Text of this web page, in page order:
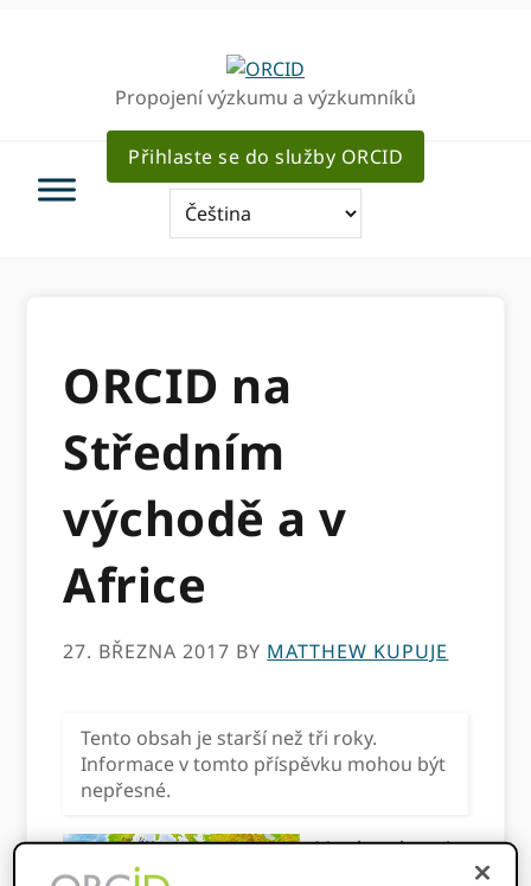
Propojení výzkumu a výzkumníků
Přihlaste se do služby ORCID
ORCID na
Středním
východě a v
Africe
27. BŘEZNA 2017 BY MATTHEW KUPUJE
Tento obsah je starší než tři roky.
Informace v tomto příspěvku mohou být
nepřesné.
Matthew kupuje,